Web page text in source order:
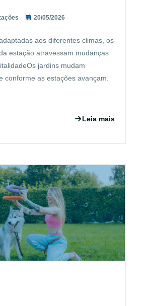
20/05/2026
aos diferentes climas, os
estação atravessam mudanças
jardins mudam
conforme as estações avançam.
Leia mais